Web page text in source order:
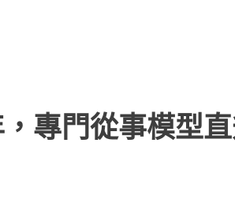
專門從事模型